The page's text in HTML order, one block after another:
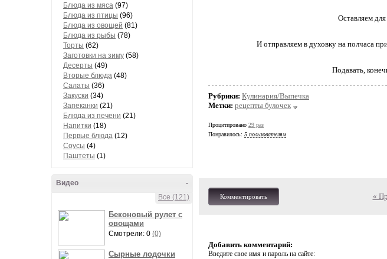
Блюда из мяса (97)
Блюда из птицы (96)
Блюда из овощей (81)
Блюда из рыбы (78)
Торты (62)
Заготовки на зиму (58)
Десерты (49)
Вторые блюда (48)
Салаты (36)
Закуски (34)
Запеканки (21)
Блюда из печени (21)
Напитки (18)
Первые блюда (12)
Соусы (4)
Паштеты (1)
-
Видео
Все (121)
Беконовый рулет с
овощами
Смотрели: 0 (0)
Сырные лодочки
Оставляем
И отправляем в духовку на полчаса
Подавать,
Рубрики: Кулинария/Выпечка
Метки: рецепты булочек
Процитировано 29 раз
Понравилось: 5 пользователям
Комментировать «
Добавить комментарий:
Введите свое имя и пароль на сайте: